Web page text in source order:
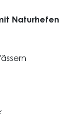
Naturhefen